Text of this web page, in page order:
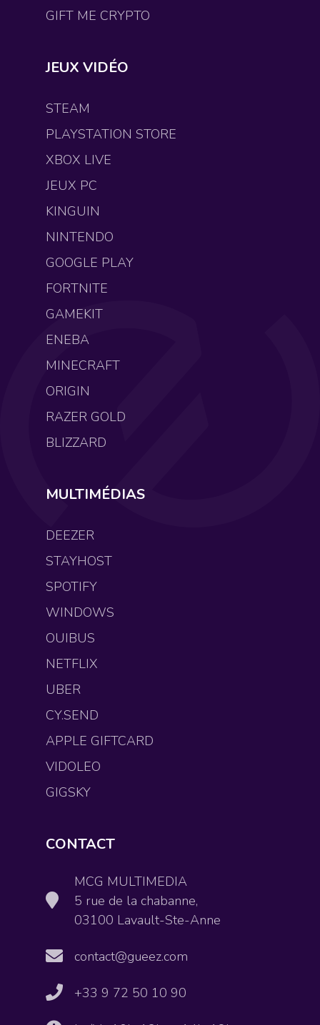
GIFT ME CRYPTO
JEUX VIDÉO
STEAM
PLAYSTATION STORE
XBOX LIVE
JEUX PC
KINGUIN
NINTENDO
GOOGLE PLAY
FORTNITE
GAMEKIT
ENEBA
MINECRAFT
ORIGIN
RAZER GOLD
BLIZZARD
MULTIMÉDIAS
DEEZER
STAYHOST
SPOTIFY
WINDOWS
OUIBUS
NETFLIX
UBER
CY.SEND
APPLE GIFTCARD
VIDOLEO
GIGSKY
CONTACT
MCG MULTIMEDIA
5 rue de la chabanne,
03100 Lavault-Ste-Anne
contact@gueez.com
+33 9 72 50 10 90